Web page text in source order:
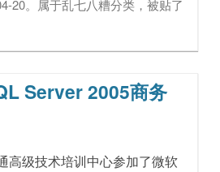
20。属于乱七八糟分类，被贴了
Server 2005商务
高级技术培训中心参加了微软